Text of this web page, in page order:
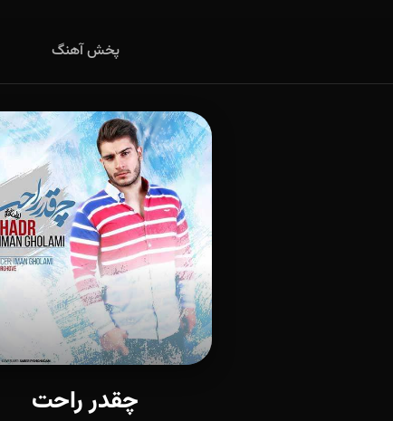
پخش آهنگ
چقدر راحت